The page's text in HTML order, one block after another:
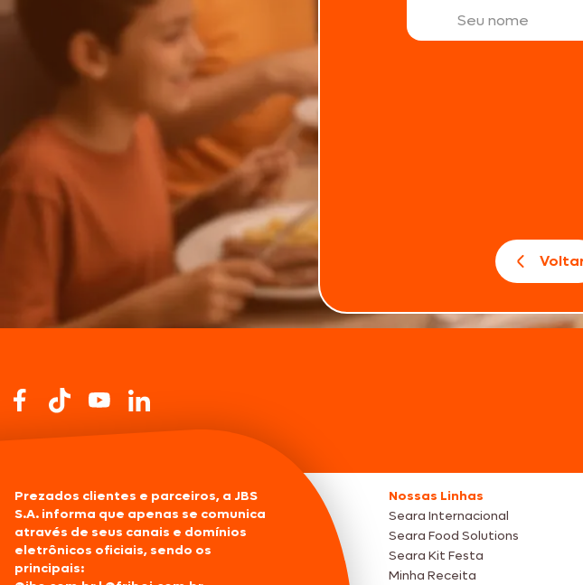
Prezados clientes e parceiros, a JBS
S.A. informa que apenas se comunica
através de seus canais e domínios
eletrônicos oficiais, sendo os
principais:
Nossas Linhas
Seara Internacional
Seara Food Solutions
Seara Kit Festa
Minha Receita